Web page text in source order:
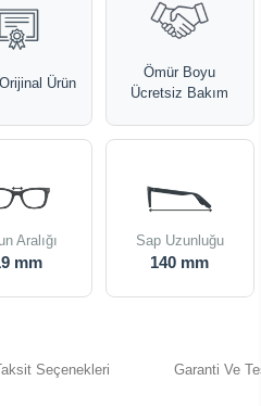
Ürün
Ömür Boyu
Ücretsiz Bakım
Aralığı
mm
Sap Uzunluğu
140 mm
Seçenekleri Garanti Ve